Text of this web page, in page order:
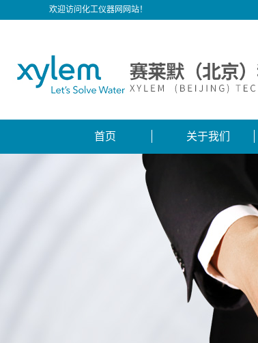
欢迎访问化工仪器网网站！
首页 关于我们